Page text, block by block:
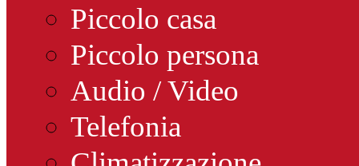
Piccolo casa
Piccolo persona
Audio / Video
Telefonia